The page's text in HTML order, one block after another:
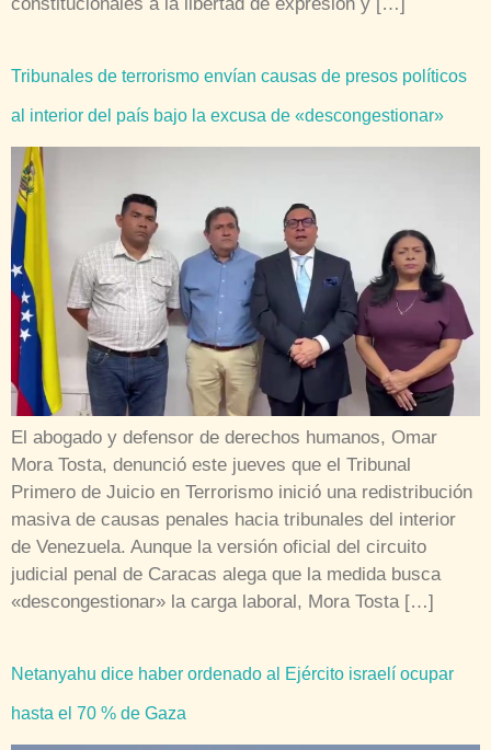
Tribunales de terrorismo envían causas de presos políticos
al interior del país bajo la excusa de «descongestionar»
El abogado y defensor de derechos humanos, Omar
Mora Tosta, denunció este jueves que el Tribunal
Primero de Juicio en Terrorismo inició una redistribución
masiva de causas penales hacia tribunales del interior
de Venezuela. Aunque la versión oficial del circuito
judicial penal de Caracas alega que la medida busca
«descongestionar» la carga laboral, Mora Tosta […]
Netanyahu dice haber ordenado al Ejército israelí ocupar
hasta el 70 % de Gaza